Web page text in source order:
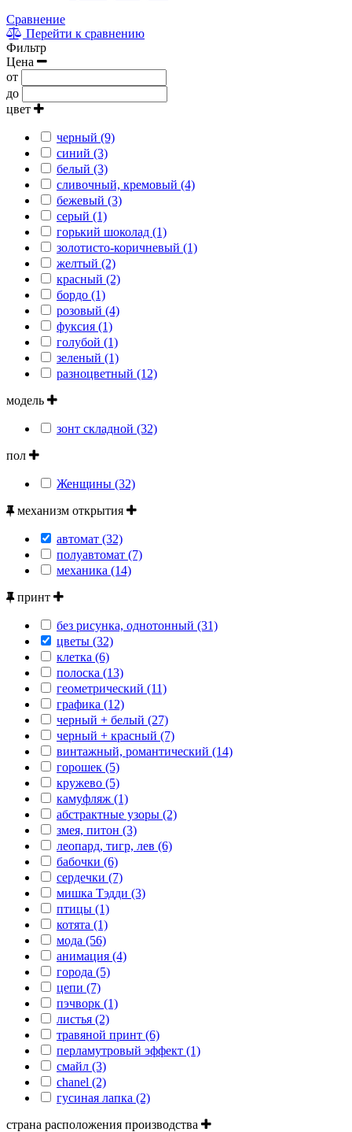
Сравнение
Перейти к сравнению
Фильтр
Цена
от
до
цвет
черный (9)
синий (3)
белый (3)
сливочный, кремовый (4)
бежевый (3)
серый (1)
горький шоколад (1)
золотисто-коричневый (1)
желтый (2)
красный (2)
бордо (1)
розовый (4)
фуксия (1)
голубой (1)
зеленый (1)
разноцветный (12)
модель
зонт складной (32)
пол
Женщины (32)
механизм открытия
автомат (32)
полуавтомат (7)
механика (14)
принт
без рисунка, однотонный (31)
цветы (32)
клетка (6)
полоска (13)
геометрический (11)
графика (12)
черный + белый (27)
черный + красный (7)
винтажный, романтический (14)
горошек (5)
кружево (5)
камуфляж (1)
абстрактные узоры (2)
змея, питон (3)
леопард, тигр, лев (6)
бабочки (6)
сердечки (7)
мишка Тэдди (3)
птицы (1)
котята (1)
мода (56)
анимация (4)
города (5)
цепи (7)
пэчворк (1)
листья (2)
травяной принт (6)
перламутровый эффект (1)
смайл (3)
сhanel (2)
гусиная лапка (2)
страна расположения производства